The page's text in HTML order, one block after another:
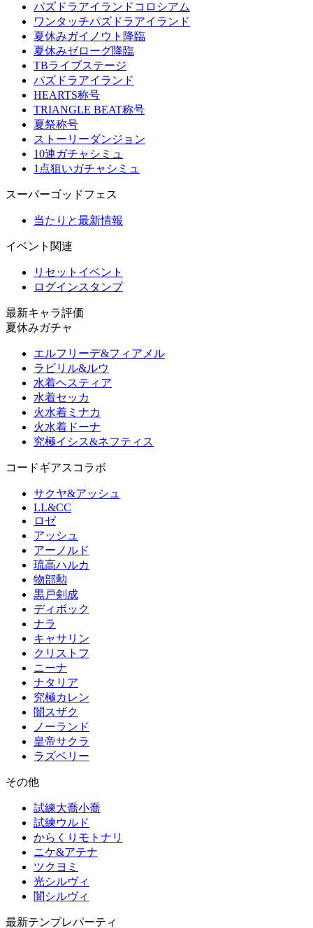
パズドラアイランドコロシアム
ワンタッチパズドラアイランド
夏休みガイノウト降臨
夏休みゼローグ降臨
TBライブステージ
パズドラアイランド
HEARTS称号
TRIANGLE BEAT称号
夏祭称号
ストーリーダンジョン
10連ガチャシミュ
1点狙いガチャシミュ
スーパーゴッドフェス
当たりと最新情報
イベント関連
リセットイベント
ログインスタンプ
最新キャラ評価
夏休みガチャ
エルフリーデ&フィアメル
ラビリル&ルウ
水着ヘスティア
水着セッカ
火水着ミナカ
火水着ドーナ
究極イシス&ネフティス
コードギアスコラボ
サクヤ&アッシュ
LL&CC
ロゼ
アッシュ
アーノルド
琉高ハルカ
物部勲
黒戸剣成
ディボック
ナラ
キャサリン
クリストフ
ニーナ
ナタリア
究極カレン
闇スザク
ノーランド
皇帝サクラ
ラズベリー
その他
試練大喬小喬
試練ウルド
からくりモトナリ
ニケ&アテナ
ツクヨミ
光シルヴィ
闇シルヴィ
最新テンプレパーティ